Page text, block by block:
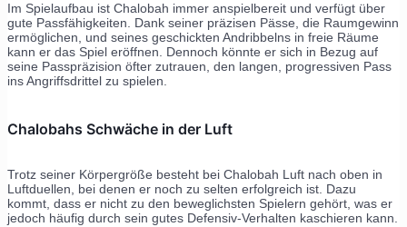
Im Spielaufbau ist Chalobah immer anspielbereit und verfügt über
gute Passfähigkeiten. Dank seiner präzisen Pässe, die Raumgewinn
ermöglichen, und seines geschickten Andribbelns in freie Räume
kann er das Spiel eröffnen. Dennoch könnte er sich in Bezug auf
seine Passpräzision öfter zutrauen, den langen, progressiven Pass
ins Angriffsdrittel zu spielen.
Chalobahs Schwäche in der Luft
Trotz seiner Körpergröße besteht bei Chalobah Luft nach oben in
Luftduellen, bei denen er noch zu selten erfolgreich ist. Dazu
kommt, dass er nicht zu den beweglichsten Spielern gehört, was er
jedoch häufig durch sein gutes Defensiv-Verhalten kaschieren kann.